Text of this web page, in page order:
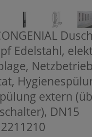
Edelstahl,
extern
DN15